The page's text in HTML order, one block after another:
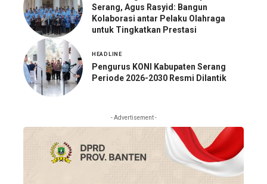
Serang, Agus Rasyid: Bangun
Kolaborasi antar Pelaku Olahraga
untuk Tingkatkan Prestasi
HEADLINE
Pengurus KONI Kabupaten Serang
Periode 2026-2030 Resmi Dilantik
- Advertisement -